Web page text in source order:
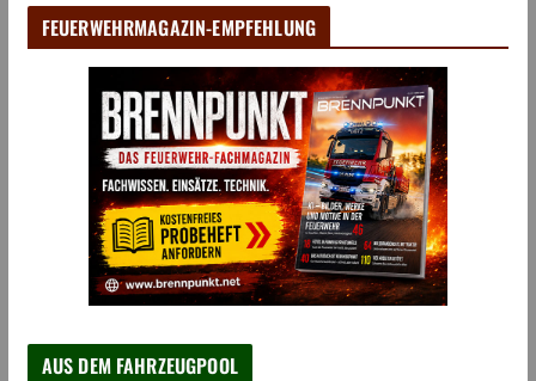
FEUERWEHRMAGAZIN-EMPFEHLUNG
AUS DEM FAHRZEUGPOOL